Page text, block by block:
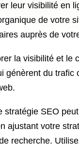
leur visibilité en
de votre
auprès de
la visibilité et le
génèrent du trafic
stratégie SEO
ajustant votre
recherche.